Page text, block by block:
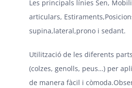
Les principals línies Sen,
articulars,
supina,lateral,prono i sedant.
Utilització de les diferents
(colzes, genolls, peus…) per
de manera fàcil i